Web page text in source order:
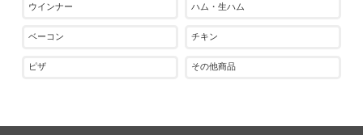
ウインナー ハム・生ハム
ベーコン チキン
ピザ その他商品